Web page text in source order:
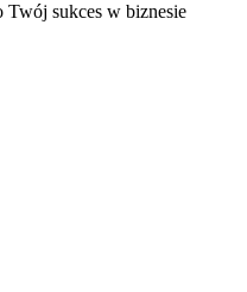
Twój sukces w biznesie